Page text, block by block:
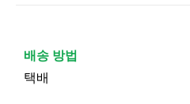
배송 방법
택배